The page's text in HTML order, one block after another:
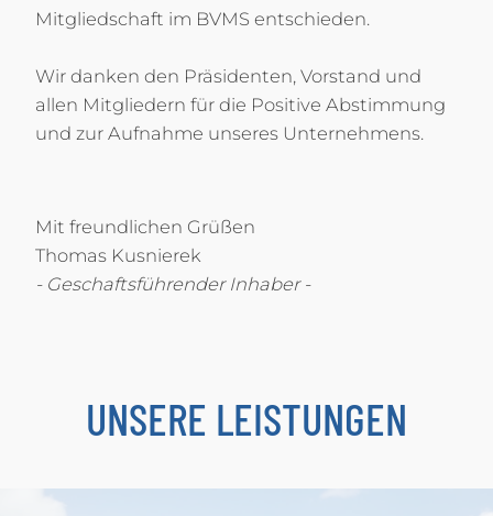
Mitgliedschaft im BVMS entschieden.
Wir danken den Präsidenten, Vorstand und
allen Mitgliedern für die Positive Abstimmung
und zur Aufnahme unseres Unternehmens.
Mit freundlichen Grüßen
Thomas Kusnierek
- Geschaftsführender Inhaber -
UNSERE LEISTUNGEN